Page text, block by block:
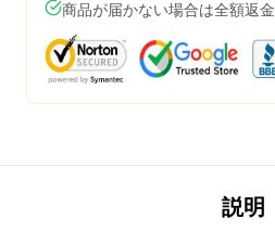
商品が届かない場合は全額返金
説明